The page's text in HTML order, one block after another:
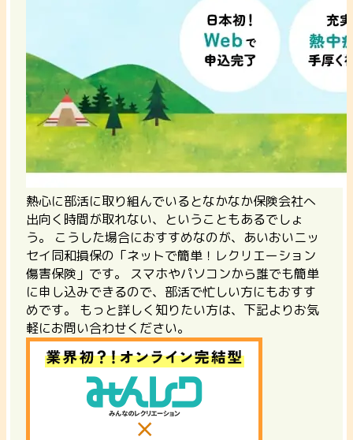
熱心に部活に取り組んでいるとなかなか保険会社へ
出向く時間が取れない、ということもあるでしょ
う。 こうした場合におすすめなのが、あいおいニッ
セイ同和損保の「ネットで簡単！レクリエーション
傷害保険」です。 スマホやパソコンから誰でも簡単
に申し込みできるので、部活で忙しい方にもおすす
めです。
もっと詳しく知りたい方は、下記よりお気
軽にお問い合わせください。